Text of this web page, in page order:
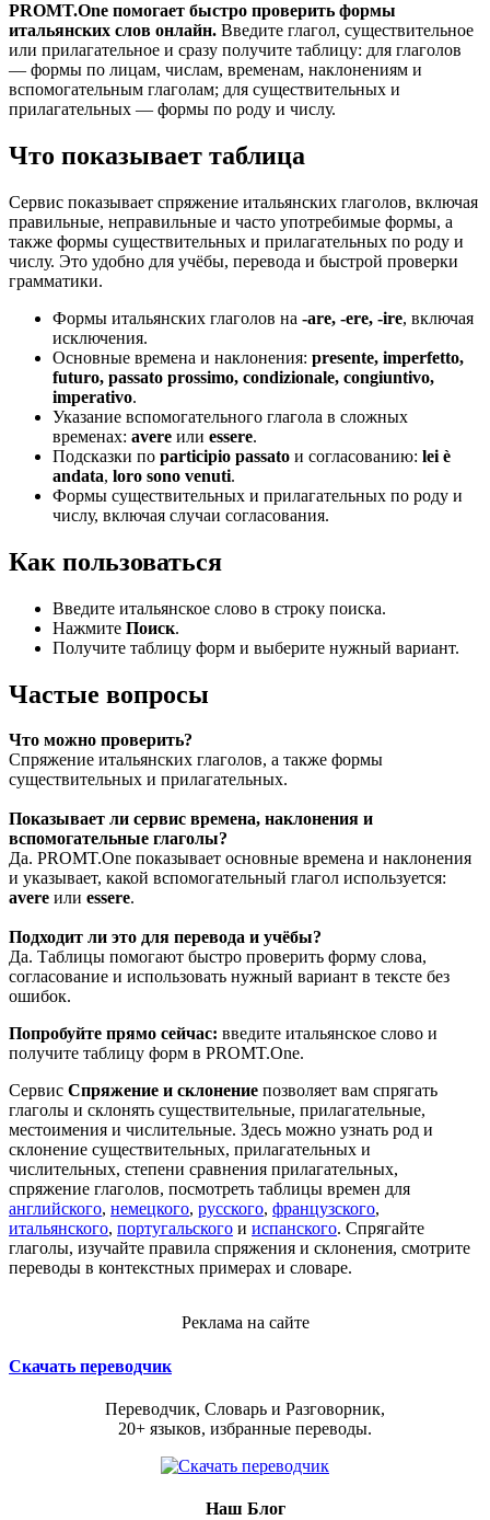
PROMT.One помогает быстро проверить формы
итальянских слов онлайн. Введите глагол, существительное
или прилагательное и сразу получите таблицу: для глаголов
— формы по лицам, числам, временам, наклонениям и
вспомогательным глаголам; для существительных и
прилагательных — формы по роду и числу.
Что показывает таблица
Сервис показывает спряжение итальянских глаголов, включая
правильные, неправильные и часто употребимые формы, а
также формы существительных и прилагательных по роду и
числу. Это удобно для учёбы, перевода и быстрой проверки
грамматики.
Формы итальянских глаголов на -are, -ere, -ire, включая
исключения.
Основные времена и наклонения: presente, imperfetto,
futuro, passato prossimo, condizionale, congiuntivo,
imperativo.
Указание вспомогательного глагола в сложных
временах: avere или essere.
Подсказки по participio passato и согласованию: lei è
andata, loro sono venuti.
Формы существительных и прилагательных по роду и
числу, включая случаи согласования.
Как пользоваться
Введите итальянское слово в строку поиска.
Нажмите Поиск.
Получите таблицу форм и выберите нужный вариант.
Частые вопросы
Что можно проверить?
Спряжение итальянских глаголов, а также формы
существительных и прилагательных.
Показывает ли сервис времена, наклонения и
вспомогательные глаголы?
Да. PROMT.One показывает основные времена и наклонения
и указывает, какой вспомогательный глагол используется:
avere или essere.
Подходит ли это для перевода и учёбы?
Да. Таблицы помогают быстро проверить форму слова,
согласование и использовать нужный вариант в тексте без
ошибок.
Попробуйте прямо сейчас: введите итальянское слово и
получите таблицу форм в PROMT.One.
Сервис Спряжение и склонение позволяет вам спрягать
глаголы и склонять существительные, прилагательные,
местоимения и числительные. Здесь можно узнать род и
склонение существительных, прилагательных и
числительных, степени сравнения прилагательных,
спряжение глаголов, посмотреть таблицы времен для
английского, немецкого, русского, французского,
итальянского, португальского и испанского. Спрягайте
глаголы, изучайте правила спряжения и склонения, смотрите
переводы в контекстных примерах и словаре.
Реклама на сайте
Скачать переводчик
Переводчик, Словарь и Разговорник,
20+ языков, избранные переводы.
Наш Блог